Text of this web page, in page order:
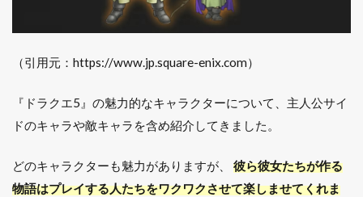
（引用元：https://www.jp.square-enix.com）
『ドラクエ5』の魅力的なキャラクターについて、主人公サイ
ドのキャラや敵キャラを含め紹介してきました。
どのキャラクターも魅力がありますが、
彼ら彼女たちが作る
物語はプレイする人たちをワクワクさせて楽しませてくれま